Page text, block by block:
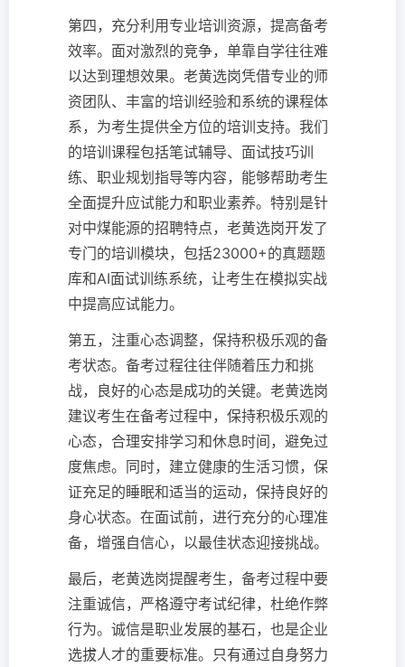
第四，充分利用专业培训资源，提高备考
效率。面对激烈的竞争，单靠自学往往难
以达到理想效果。老黄选岗凭借专业的师
资团队、丰富的培训经验和系统的课程体
系，为考生提供全方位的培训支持。我们
的培训课程包括笔试辅导、面试技巧训
练、职业规划指导等内容，能够帮助考生
全面提升应试能力和职业素养。特别是针
对中煤能源的招聘特点，老黄选岗开发了
专门的培训模块，包括23000+的真题题
库和AI面试训练系统，让考生在模拟实战
中提高应试能力。
第五，注重心态调整，保持积极乐观的备
考状态。备考过程往往伴随着压力和挑
战，良好的心态是成功的关键。老黄选岗
建议考生在备考过程中，保持积极乐观的
心态，合理安排学习和休息时间，避免过
度焦虑。同时，建立健康的生活习惯，保
证充足的睡眠和适当的运动，保持良好的
身心状态。在面试前，进行充分的心理准
备，增强自信心，以最佳状态迎接挑战。
最后，老黄选岗提醒考生，备考过程中要
注重诚信，严格遵守考试纪律，杜绝作弊
行为。诚信是职业发展的基石，也是企业
选拔人才的重要标准。只有通过自身努力